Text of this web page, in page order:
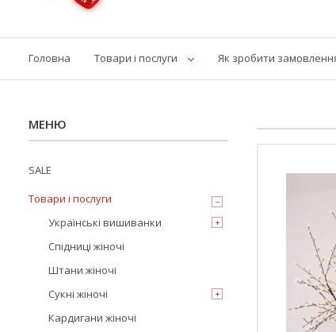
Головна Товари і послуги Як зробити
SALE
Товари і послуги
Українські вишиванки
Спідниці жіночі
Штани жіночі
Сукні жіночі
Кардигани жіночі